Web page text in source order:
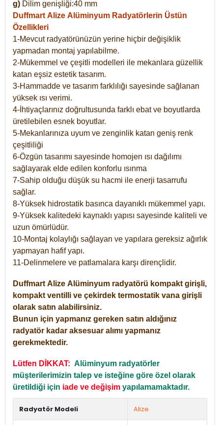
g) Dilim genişliği:40 mm
Duffmart Alize Alüminyum Radyatörlerin Üstün
Özellikleri
1-Mevcut radyatörünüzün yerine hiçbir değişiklik
yapmadan montaj yapılabilme.
2-Mükemmel ve çeşitli modelleri ile mekanlara güzellik
katan eşsiz estetik tasarım.
3-Hammadde ve tasarım farklılığı sayesinde sağlanan
yüksek ısı verimi.
4-İhtiyaçlarınız doğrultusunda farklı ebat ve boyutlarda
üretilebilen esnek boyutlar.
5-Mekanlarınıza uyum ve zenginlik katan geniş renk
çeşitliliği
6-Özgün tasarımı sayesinde homojen ısı dağılımı
sağlayarak elde edilen konforlu ısınma
7-Sahip olduğu düşük su hacmi ile enerji tasarrufu
sağlar.
8-Yüksek hidrostatik basınca dayanıklı mükemmel yapı.
9-Yüksek kalitedeki kaynaklı yapısı sayesinde kaliteli ve
uzun ömürlüdür.
10-Montaj kolaylığı sağlayan ve yapılara gereksiz ağırlık
yapmayan hafif yapı.
11-Delinmelere ve patlamalara karşı dirençlidir.
Duffmart Alize Alüminyum radyatörü kompakt girişli,
kompakt ventilli ve çekirdek termostatik vana girişli
olarak satın alabilirsiniz.
Bunun için yapmanız gereken satın aldığınız
radyatör kadar aksesuar alımı yapmanız
gerekmektedir.
Lütfen DİKKAT: Alüminyum radyatörler
müşterilerimizin talep ve isteğine göre özel olarak
üretildiği için iade ve değişim yapılamamaktadır.
Radyatör Modeli Alize